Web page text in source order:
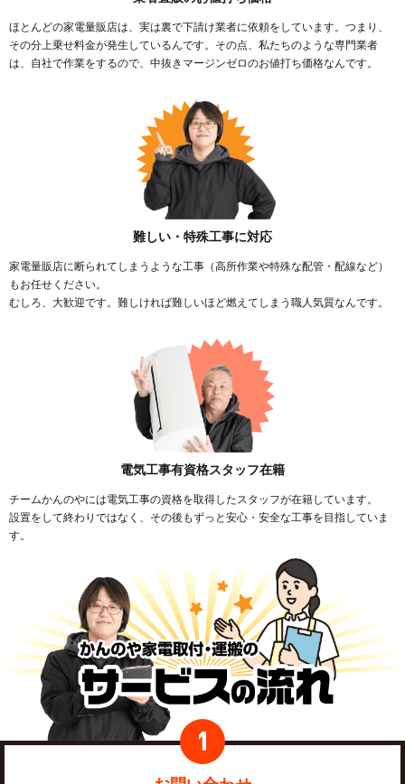
ほとんどの家電量販店は、実は裏で下請け業者に依頼をしています。つまり、
その分上乗せ料金が発生しているんです。その点、私たちのような専門業者
は、自社で作業をするので、中抜きマージンゼロのお値打ち価格なんです。
難しい・特殊工事に対応
家電量販店に断られてしまうような工事（高所作業や特殊な配管・配線など）
もお任せください。
むしろ、大歓迎です。難しければ難しいほど燃えてしまう職人気質なんです。
電気工事有資格スタッフ在籍
チームかんのやには電気工事の資格を取得したスタッフが在籍しています。
設置をして終わりではなく、その後もずっと安心・安全な工事を目指していま
す。